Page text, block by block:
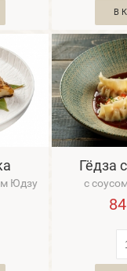
В
Юдзу
Гёдза
с